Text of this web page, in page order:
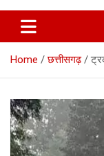
Home छत्तीसगढ़